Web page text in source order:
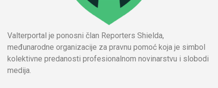
Valterportal je ponosni član Reporters Shielda,
međunarodne organizacije za pravnu pomoć koja je simbol
kolektivne predanosti profesionalnom novinarstvu i slobodi
medija.